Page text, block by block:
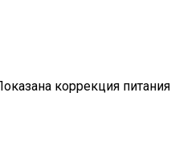
коррекция питания